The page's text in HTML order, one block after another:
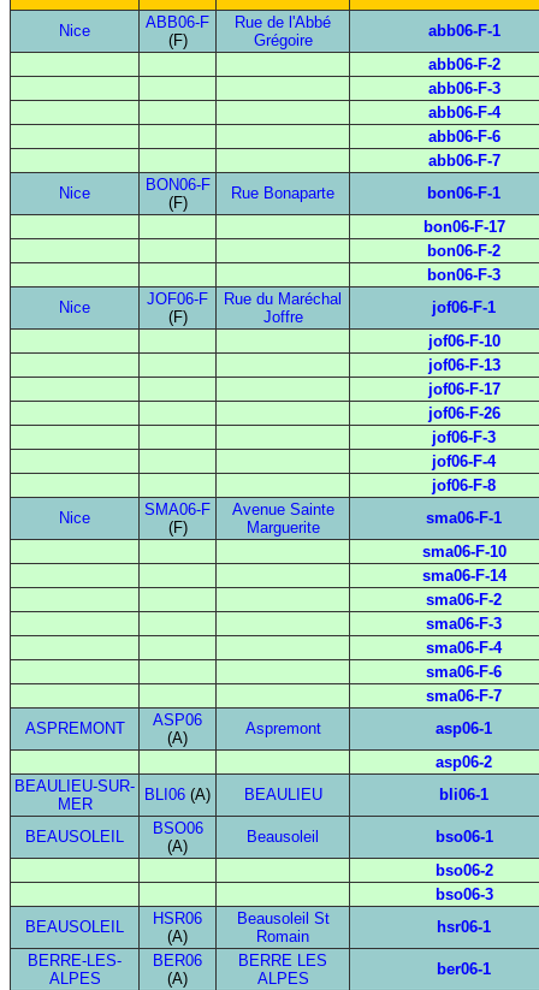
Nice
ABB06-F
(F)
Rue de l'Abbé
Grégoire
abb06-F-1
abb06-F-2
abb06-F-3
abb06-F-4
abb06-F-6
abb06-F-7
Nice
BON06-F
(F)
Rue Bonaparte
bon06-F-1
bon06-F-17
bon06-F-2
bon06-F-3
Nice
JOF06-F
(F)
Rue du Maréchal
Joffre
jof06-F-1
jof06-F-10
jof06-F-13
jof06-F-17
jof06-F-26
jof06-F-3
jof06-F-4
jof06-F-8
Nice
SMA06-F
(F)
Avenue Sainte
Marguerite
sma06-F-1
sma06-F-10
sma06-F-14
sma06-F-2
sma06-F-3
sma06-F-4
sma06-F-6
sma06-F-7
ASPREMONT
ASP06
(A)
Aspremont
asp06-1
asp06-2
BEAULIEU-SUR-
MER
BLI06 (A) BEAULIEU bli06-1
BEAUSOLEIL
BSO06
(A)
Beausoleil
bso06-1
bso06-2
bso06-3
BEAUSOLEIL
HSR06
(A)
Beausoleil St
Romain
hsr06-1
BERRE-LES-
ALPES
BER06
(A)
BERRE LES
ALPES
ber06-1